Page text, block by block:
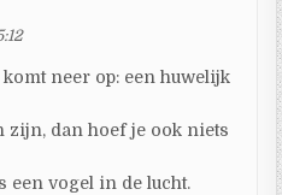
komt neer op: een huwelijk
zijn, dan hoef je ook niets
een vogel in de lucht.